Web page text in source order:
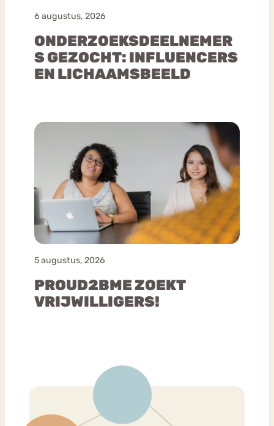
6 augustus, 2026
ONDERZOEKSDEELNEMER
S GEZOCHT: INFLUENCERS
EN LICHAAMSBEELD
5 augustus, 2026
PROUD2BME ZOEKT
VRIJWILLIGERS!